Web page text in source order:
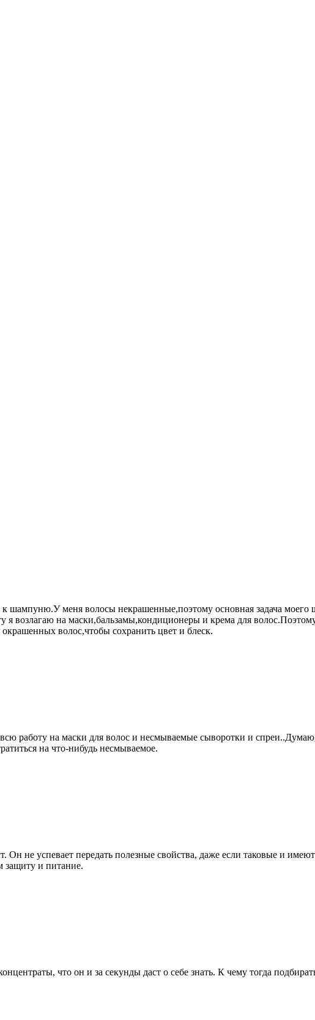
к шампуню.У меня волосы некрашенные,поэтому основная задача
возлагаю на маски,бальзамы,кондиционеры и крема для
волос,чтобы сохранить цвет и блеск.
работу на маски для волос и несмываемые сыворотки и
на что-нибудь несмываемое.
Он не успевает передать полезные свойства, даже если таковые и
защиту и питание.
что он и за секунды даст о себе знать. К чему тогда